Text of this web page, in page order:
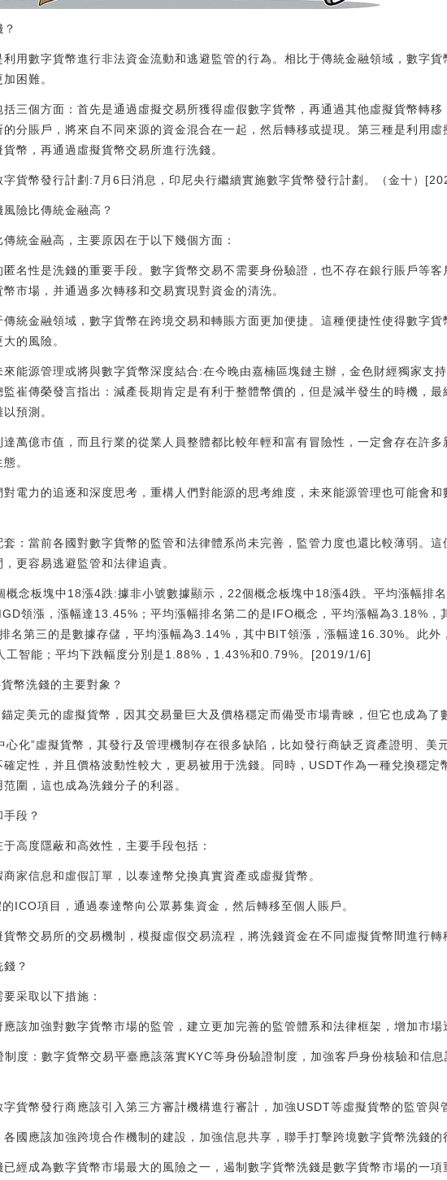
用數字貨幣進行非法資金流動和逃避監管的行為。相比于傳統金融領域，數字貨
困難。
三個方面：首先是通過虛擬交易所獲得虛假數字貨幣，再通過其他虛擬貨幣轉
分賬戶，將來自不同來源的資金混合在一起，然后轉移或提現。第三種是利用
幣，再通過虛擬貨幣交易所進行洗錢。
字貨幣發行計劃:7月6日消息，印尼央行繼續實施數字貨幣發行計劃。（金十）
險比傳統金融高？
統金融高，主要原因在于以下幾個方面：
匿名性是洗錢的重要手段。數字貨幣交易不需要身份驗證，也不存在銀行賬戶等
市場，并通過多次轉移和交易實現對資金的清洗。
統金融領域，數字貨幣在跨境交易和轉賬方面更加便捷。這種便捷性使得數字
的風險。
來能源管理或將與數字貨幣深度結合:在今晚由嘉楠區塊鏈主辦，金色財經獨家支
監崔傳榮發言指出：減產長期肯定是有利于整體幣價的，但是減半發生的時機，
預測。
萬億市值，而且行業的從業人員整體都比較年輕和富有冒險性，一定會存在許
。
電力的追逐和深度思考，重構人們對能源的思考維度，未來能源管理也可能會和
套：當前各國對數字貨幣的監管和法律體系尚未完善，監管力度也還比較薄弱。
，更容易逃避監管和法律追責。
念板塊中18漲4跌:據非小號數據顯示，22個概念板塊中18漲4跌。平均漲幅排
領漲，漲幅達13.45%；平均漲幅排名第二的是IFO概念，平均漲幅為3.18%，
名第三的是數據存儲，平均漲幅為3.14%，其中BIT領漲，漲幅達16.30%。此外
工智能；平均下跌幅度分別是1.88%，1.43%和0.79%。[2019/1/6]
幣洗錢的主要對象？
定美元的虛擬貨幣，因其交易量巨大及價格穩定而備受市場青睞，但它也成為了
心化”虛擬貨幣，其發行及管理機制存在很多缺陷，比如發行商缺乏資產證明、美
定性，并且價格波動性較大，更易被用于洗錢。同時，USDT作為一種兌換穩定
圍，這也成為洗錢分子的利器。
段？
高度隱蔽和高效性，主要手段包括：
家信息和虛假訂單，以泰達幣兌換真實資產或虛擬貨幣。
ICO項目，通過泰達幣向公眾募集資金，然后轉移至個人賬戶。
幣交易所的交易機制，模擬虛假交易流程，將洗錢資金在不同虛擬貨幣間進行轉
？
采取以下措施：
該加強對數字貨幣市場的監管，建立更加完善的監管體系和法律框架，增加市場
制度：數字貨幣交易平臺應該落實KYC等身份驗證制度，加強客戶身份核驗和信
貨幣發行商應該引入第三方審計機構進行審計，加強USDT等虛擬貨幣的監管與
國應該加強跨境合作機制的建設，加強信息共享，聯手打擊跨境數字貨幣洗錢的
經成為數字貨幣市場最大的風險之一，遏制數字貨幣洗錢是數字貨幣市場的一